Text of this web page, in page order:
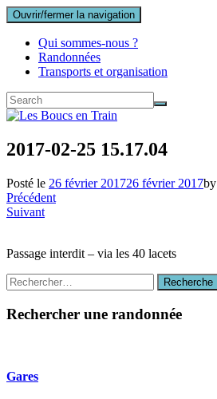
Ouvrir/fermer la navigation
Qui sommes-nous ?
Randonnées
Transports et organisation
2017-02-25 15.17.04
Posté le 26 février 201726 février 2017by
Précédent
Suivant
Passage interdit – via les 40 lacets
Recherche
:
Recherche
Rechercher une randonnée
Gares